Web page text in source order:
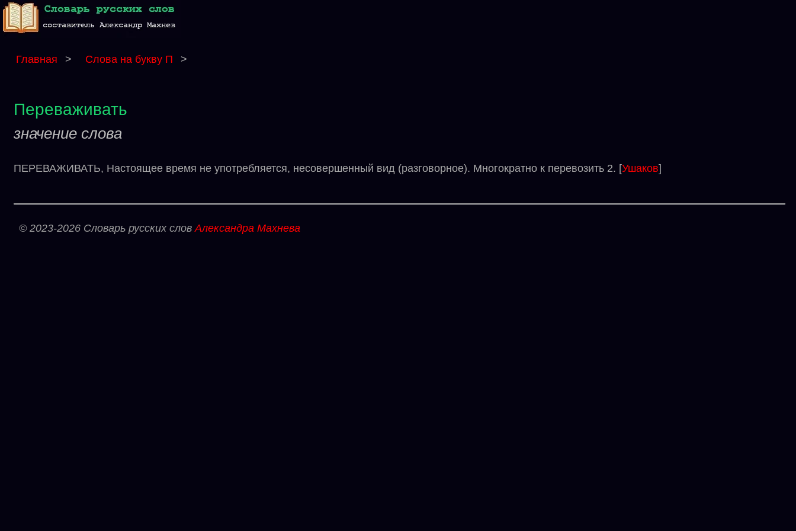
Главная > Слова на букву П >
Переваживать
значение слова
ПЕРЕВАЖИВАТЬ, Настоящее время не употребляется, несовершенный вид (разговорное). Многократно к перевозить 2. [Ушаков]
© 2023-2026 Словарь русских словАлександра Махнева